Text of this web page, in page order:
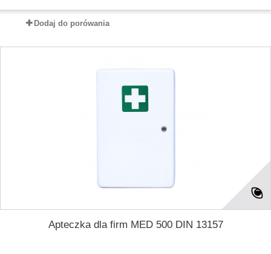
Dodaj do porówania
Apteczka dla firm MED 500 DIN 13157